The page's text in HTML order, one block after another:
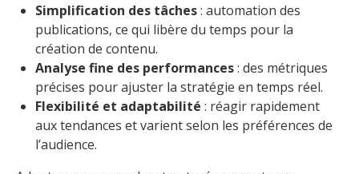
Simplification des tâches: automation des
publications, ce qui libère du temps pour la
création de contenu.
Analyse fine des performances: des métriques
précises pour ajuster la stratégie en temps réel.
Flexibilité et adaptabilité : réagir rapidement
aux tendances et varient selon les préférences de
l’audience.